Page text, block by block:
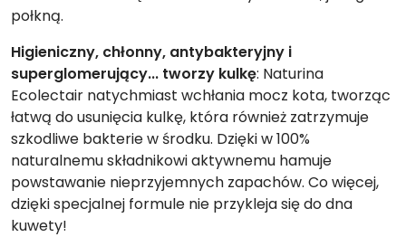
połkną.
Higieniczny, chłonny, antybakteryjny i
superglomerujący... tworzy kulkę: Naturina
Ecolectair natychmiast wchłania mocz kota, tworząc
łatwą do usunięcia kulkę, która również zatrzymuje
szkodliwe bakterie w środku. Dzięki w 100%
naturalnemu składnikowi aktywnemu hamuje
powstawanie nieprzyjemnych zapachów. Co więcej,
dzięki specjalnej formule nie przykleja się do dna
kuwety!